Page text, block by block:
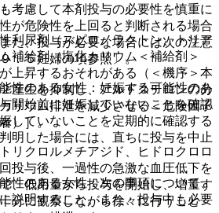
利尿剤（スピロノラクトン、トリア
補給剤（塩化カリウム＜補給剤＞
上昇するおそれがある（＜機序＞本
産生を抑制し、アルドステロンの分
リウム排泄を減少させる＜危険因子
）］。
リクロルメチアジド、ヒドロクロロ
投与後、一過性の急激な血圧低下を
、低用量から投与を開始し、増量す
分に観察しながら徐々に行うこと
考慮して本剤投与の必要性を慎重に
が危険性を上回ると判断される場合
た、投与が必要な場合には次の注意
．５妊婦の項参照〕。
性のある女性：妊娠する可能性のあ
開始前に妊娠していないことを確認
していないことを定期的に確認する
明した場合には、直ちに投与を中止
性のある女性：次の事項について、
説明すること。また、投与中も必要